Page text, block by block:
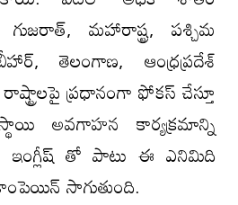
మహారాష్ట్ర, పశ్చిమ
తెలంగాణ, ఆంధ్రప్రదేశ్
ప్రధానంగా ఫోకస్ చేస్తూ
అవగాహన కార్యక్రమాన్ని
ఇంగ్లీష్ తో పాటు ఈ ఎనిమిది
సాగుతుంది.